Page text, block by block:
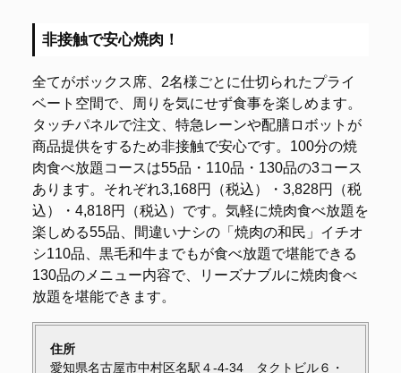
非接触で安心焼肉！
全てがボックス席、2名様ごとに仕切られたプライ
ベート空間で、周りを気にせず食事を楽しめます。
タッチパネルで注文、特急レーンや配膳ロボットが
商品提供をするため非接触で安心です。100分の焼
肉食べ放題コースは55品・110品・130品の3コース
あります。それぞれ3,168円（税込）・3,828円（税
込）・4,818円（税込）です。気軽に焼肉食べ放題を
楽しめる55品、間違いナシの「焼肉の和民」イチオ
シ110品、黒毛和牛までもが食べ放題で堪能できる
130品のメニュー内容で、リーズナブルに焼肉食べ
放題を堪能できます。
住所
愛知県名古屋市中村区名駅４-4-34 タクトビル６・